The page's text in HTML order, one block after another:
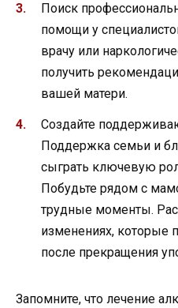
Поиск
помощи у
врачу или
получить
вашей матери.
Создайте
Поддержка семьи и
сыграть ключевую
Побудьте рядом с
трудные моменты.
изменениях, которые
после прекращения
Запомните, что лечение